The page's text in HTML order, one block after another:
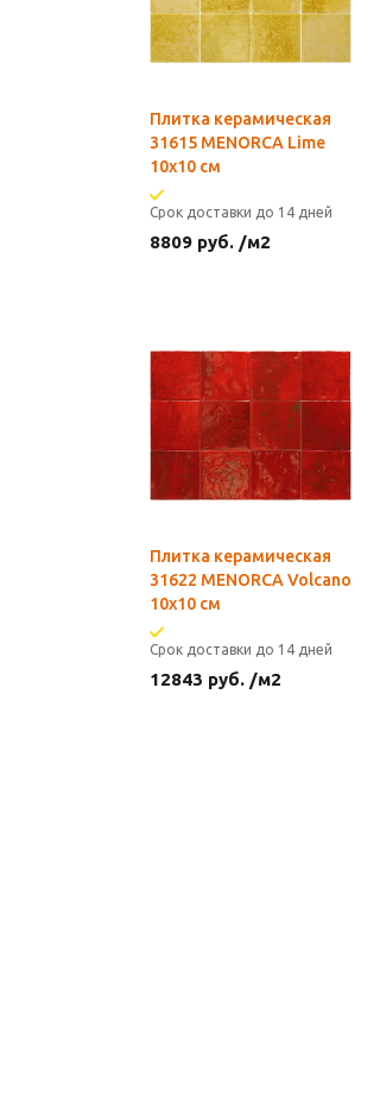
Плитка керамическая
31615 MENORCA Lime
10х10 см
Срок доставки до 14 дней
8809 руб. /м2
Плитка керамическая
31622 MENORCA Volcano
10х10 см
Срок доставки до 14 дней
12843 руб. /м2